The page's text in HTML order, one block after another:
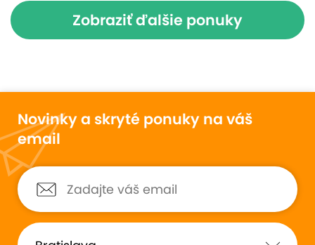
Zobraziť ďalšie ponuky
Novinky a skryté ponuky na váš
email